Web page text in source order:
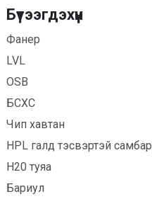
Бүтээгдэхүүн
Фанер
LVL
OSB
БСХС
Чип хавтан
HPL галд тэсвэртэй самбар
H20 туяа
Бариул